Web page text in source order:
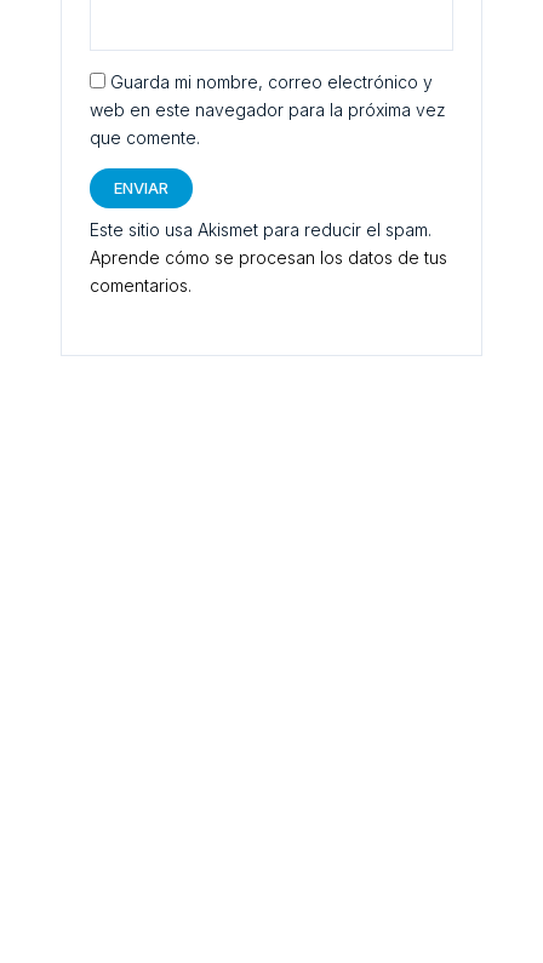
Guarda mi nombre, correo electrónico y
web en este navegador para la próxima vez
que comente.
Este sitio usa Akismet para reducir el spam.
Aprende cómo se procesan los datos de tus
comentarios.